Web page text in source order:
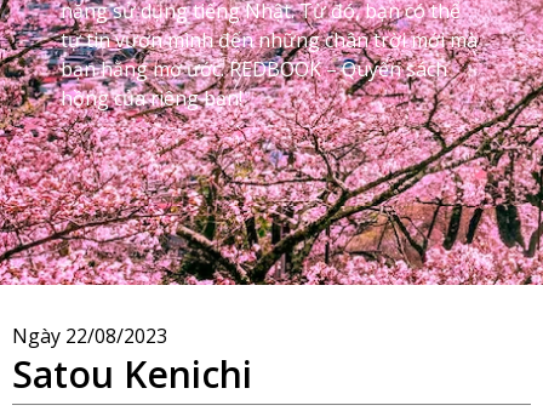
năng sử dụng tiếng Nhật. Từ đó, bạn có thể
tự tin vươn mình đến những chân trời mới mà
bạn hằng mơ ước. REDBOOK – Quyển sách
hồng của riêng bạn!
Ngày 22/08/2023
Satou Kenichi